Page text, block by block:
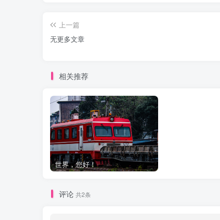
上一篇
无更多文章
相关推荐
世界，您好！
评论 共2条